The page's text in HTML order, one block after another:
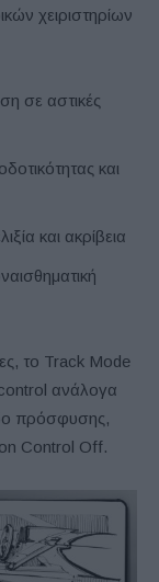
χειριστηρίων
σε αστικές
και
και ακρίβεια
το Track Mode
ανάλογα
πρόσφυσης,
Control Off.